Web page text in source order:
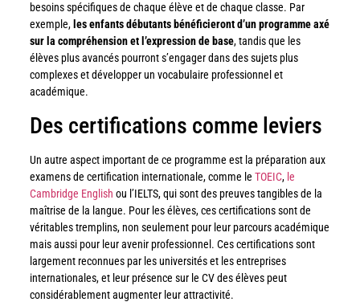
besoins spécifiques de chaque élève et de chaque classe. Par
exemple, les enfants débutants bénéficieront d’un programme axé
sur la compréhension et l’expression de base, tandis que les
élèves plus avancés pourront s’engager dans des sujets plus
complexes et développer un vocabulaire professionnel et
académique.
Des certifications comme leviers
Un autre aspect important de ce programme est la préparation aux
examens de certification internationale, comme le TOEIC, le
Cambridge English ou l’IELTS, qui sont des preuves tangibles de la
maîtrise de la langue. Pour les élèves, ces certifications sont de
véritables tremplins, non seulement pour leur parcours académique
mais aussi pour leur avenir professionnel. Ces certifications sont
largement reconnues par les universités et les entreprises
internationales, et leur présence sur le CV des élèves peut
considérablement augmenter leur attractivité.